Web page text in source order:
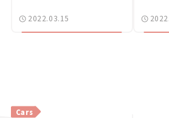
2022.03.15
Cars